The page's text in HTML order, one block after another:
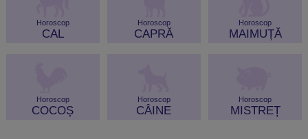
Horoscop
CAL
Horoscop
CAPRĂ
Horoscop
MAIMUȚĂ
Horoscop
COCOȘ
Horoscop
CÂINE
Horoscop
MISTREȚ